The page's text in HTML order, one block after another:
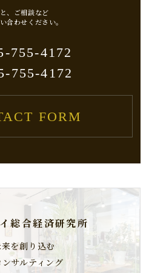
て適用される日本の法令、その他規
問い合せは下記までご連絡くださ
、ご相談など
合わせください。
755-4172
755-4172
FORM
総合経済研究所
を創り込む
サルティング